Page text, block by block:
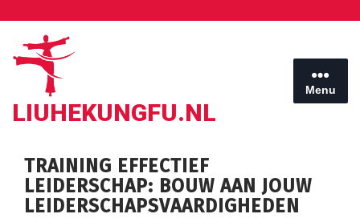
inhoud
LIUHEKUNGFU.NL
Menu
TRAINING EFFECTIEF
LEIDERSCHAP: BOUW AAN JOUW
LEIDERSCHAPSVAARDIGHEDEN